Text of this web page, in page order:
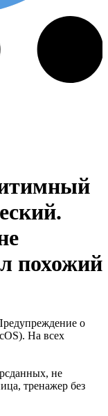
похожий
о
На всех
не
тренажер без